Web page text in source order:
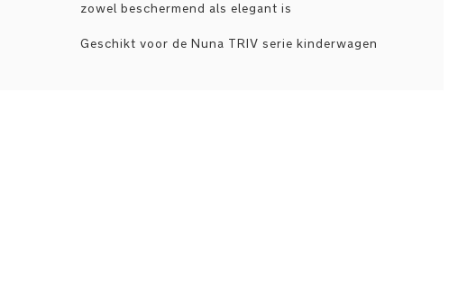
zowel beschermend als elegant is
Geschikt voor de Nuna TRIV serie kinderwagen